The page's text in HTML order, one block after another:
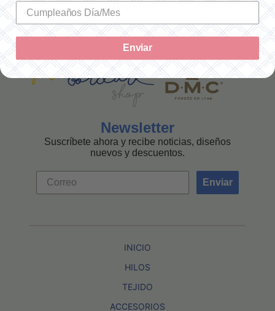
MEXICANA
Newsletter
Suscríbete ahora y recibe noticias, diseños
nuevos y descuentos.
Enviar
INICIO
HILOS
TEJIDO
ACCESORIOS
Enviar